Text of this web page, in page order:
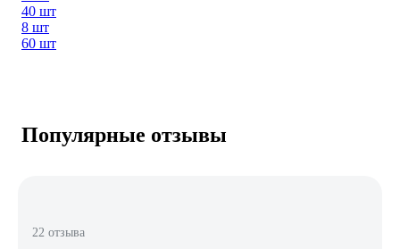
40 шт
8 шт
60 шт
Популярные отзывы
22 отзыва